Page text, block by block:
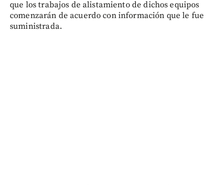
que los trabajos de alistamiento de dichos equipos
comenzarán de acuerdo con información que le fue
suministrada.